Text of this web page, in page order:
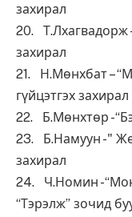
захирал
20. Т.Лхагвадорж
захирал
21. Н.Мөнхбат –
гүйцэтгэх захирал
22. Б.Мөнхтөр -
23. Б.Намуун -"
захирал
24. Ч.Номин -
“Тэрэлж” зочид